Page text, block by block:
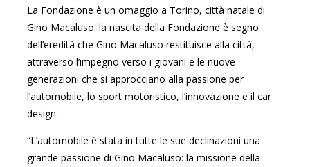
La Fondazione è un omaggio a Torino, città natale di
Gino Macaluso: la nascita della Fondazione è segno
dell’eredità che Gino Macaluso restituisce alla città,
attraverso l’impegno verso i giovani e le nuove
generazioni che si approcciano alla passione per
l’automobile, lo sport motoristico, l’innovazione e il car
design.
“L’automobile è stata in tutte le sue declinazioni una
grande passione di Gino Macaluso: la missione della